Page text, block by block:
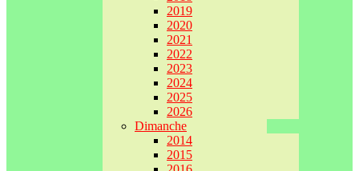
2019
2020
2021
2022
2023
2024
2025
2026
Dimanche
2014
2015